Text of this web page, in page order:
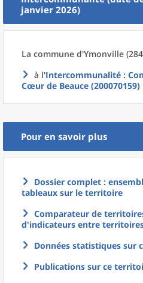
janvier 2026)
La commune d'Ymonville
à l'Intercommunalité :
Cœur de Beauce (200070159)
Pour en savoir plus
Dossier complet :
tableaux sur le territoire
Comparateur de
d'indicateurs entre
Données statistiques sur
Publications sur ce